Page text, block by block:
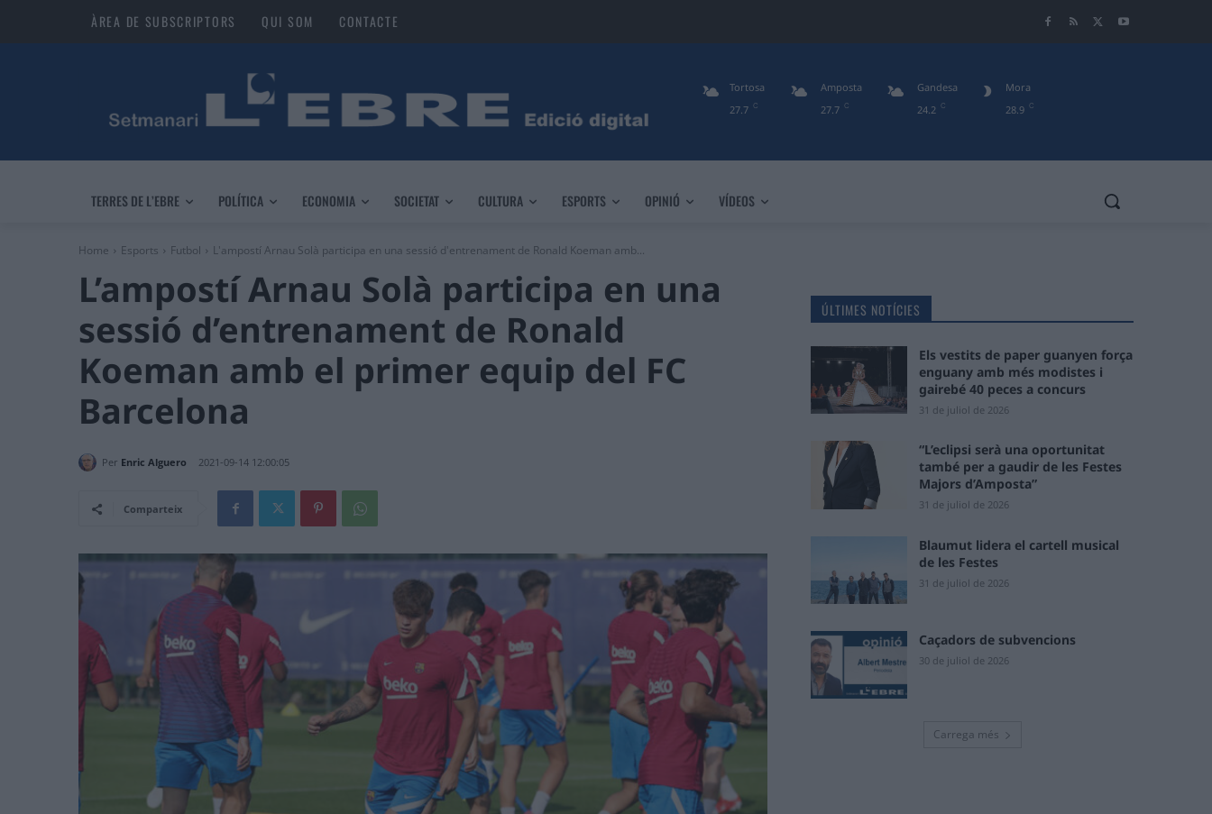
ÀREA DE SUBSCRIPTORS QUI SOM CONTACTE
27.7 C
Tortosa
27.7 C
Amposta
24.2 C
Gandesa
28.9 C
Mora
TERRES DE L’EBRE POLÍTICA ECONOMIA SOCIETAT CULTURA ESPORTS OPINIÓ VÍDEOS
Home Esports Futbol L'ampostí Arnau Solà participa en una sessió d'entrenament de Ronald Koeman amb...
L’ampostí Arnau Solà participa en una
sessió d’entrenament de Ronald
Koeman amb el primer equip del FC
Barcelona
Per Enric Alguero 2021-09-14 12:00:05
Comparteix
ÚLTIMES NOTÍCIES
Els vestits de paper guanyen força
enguany amb més modistes i
gairebé 40 peces a concurs
31 de juliol de 2026
“L’eclipsi serà una oportunitat
també per a gaudir de les Festes
Majors d’Amposta”
31 de juliol de 2026
Blaumut lidera el cartell musical
de les Festes
31 de juliol de 2026
Caçadors de subvencions
30 de juliol de 2026
Carrega més